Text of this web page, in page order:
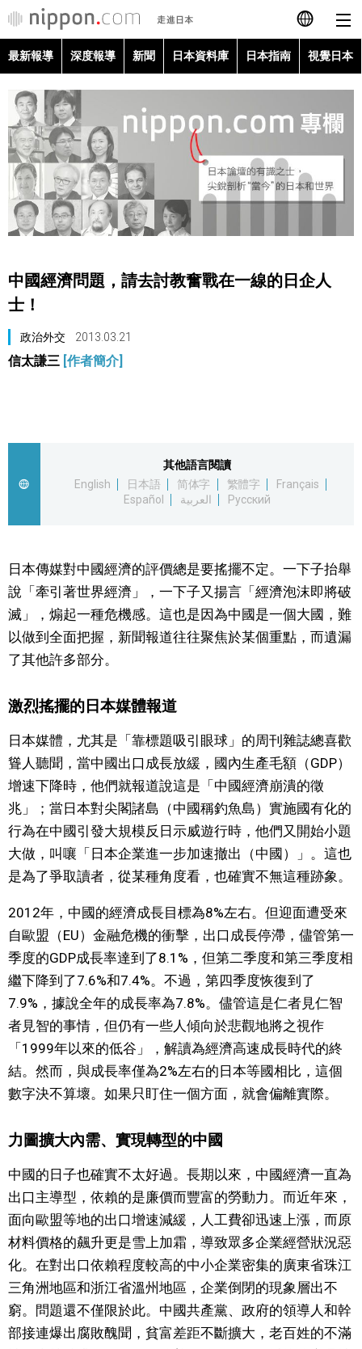
日本語
Français
最新報導
深度報導
日本資料庫
日本指南
更多
人物訪談
日本入門
政治外交
社會
財經
文化
科學技術
生活
娛樂
教育
工作勞動
家庭
語言
東京
編輯部通知
最新報導 深度報導 新聞 日本資料庫 日本指南 視覺日本
中國經濟問題，請去討教奮戰在一線的日企人
士！
政治外交 2013.03.21
信太謙三 [作者簡介]
其他語言閱讀
English
日本語 简体字 繁體字
Français
Español
العربية Русский
日本傳媒對中國經濟的評價總是要搖擺不定。一下子抬舉
說「牽引著世界經濟」，一下子又揚言「經濟泡沫即將破
滅」，煽起一種危機感。這也是因為中國是一個大國，難
以做到全面把握，新聞報道往往聚焦於某個重點，而遺漏
了其他許多部分。
激烈搖擺的日本媒體報道
日本媒體，尤其是「靠標題吸引眼球」的周刊雜誌總喜歡
聳人聽聞，當中國出口成長放緩，國內生產毛額（GDP）
增速下降時，他們就報道說這是「中國經濟崩潰的徵
兆」；當日本對尖閣諸島（中國稱釣魚島）實施國有化的
行為在中國引發大規模反日示威遊行時，他們又開始小題
大做，叫嚷「日本企業進一步加速撤出（中國）」。這也
是為了爭取讀者，從某種角度看，也確實不無這種跡象。
2012年，中國的經濟成長目標為8%左右。但迎面遭受來
自歐盟（EU）金融危機的衝擊，出口成長停滯，儘管第一
季度的GDP成長率達到了8.1%，但第二季度和第三季度相
繼下降到了7.6%和7.4%。不過，第四季度恢復到了
7.9%，據說全年的成長率為7.8%。儘管這是仁者見仁智
者見智的事情，但仍有一些人傾向於悲觀地將之視作
「1999年以來的低谷」，解讀為經濟高速成長時代的終
結。然而，與成長率僅為2%左右的日本等國相比，這個
數字決不算壞。如果只盯住一個方面，就會偏離實際。
力圖擴大內需、實現轉型的中國
中國的日子也確實不太好過。長期以來，中國經濟一直為
出口主導型，依賴的是廉價而豐富的勞動力。而近年來，
面向歐盟等地的出口增速減緩，人工費卻迅速上漲，而原
材料價格的飆升更是雪上加霜，導致眾多企業經營狀況惡
化。在對出口依賴程度較高的中小企業密集的廣東省珠江
三角洲地區和浙江省溫州地區，企業倒閉的現象層出不
窮。問題還不僅限於此。中國共產黨、政府的領導人和幹
部接連爆出腐敗醜聞，貧富差距不斷擴大，老百姓的不滿